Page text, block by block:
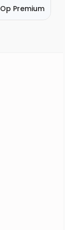
Op Premium